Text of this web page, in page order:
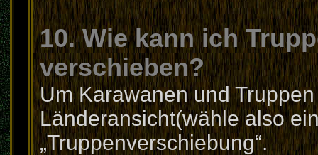
10. Wie kann ich
verschieben?
Um Karawanen und
Länderansicht(wähle also
„Truppenverschiebung“.